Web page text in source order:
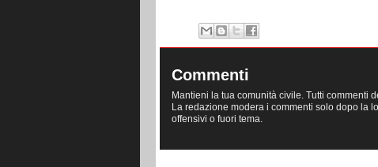
Commenti
Mantieni la tua comunità civile. Tutti commenti
La redazione modera i commenti solo dopo la
offensivi o fuori tema.